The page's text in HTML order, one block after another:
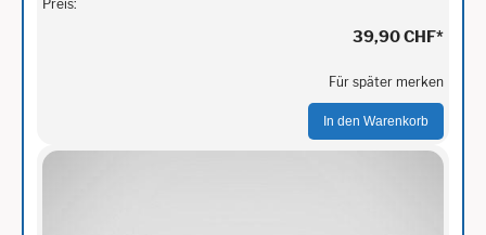
Preis:
39,90 CHF*
Für später merken
In den Warenkorb